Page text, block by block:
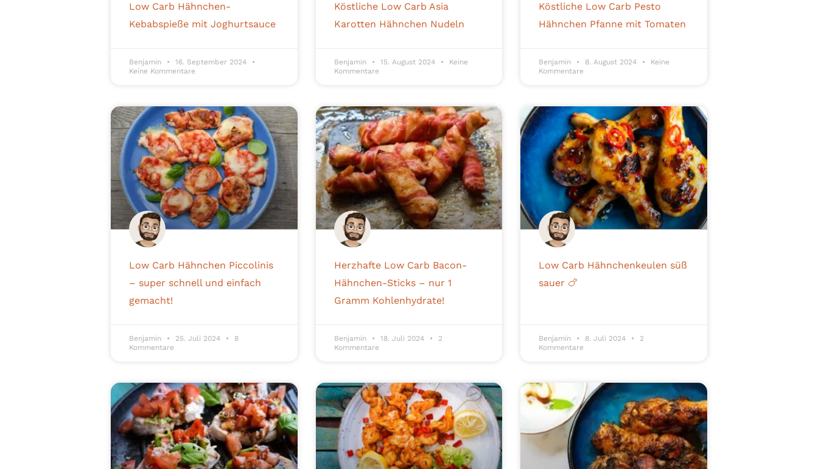
Low Carb Hähnchen-
Kebabspieße mit Joghurtsauce
Benjamin
16. September 2024
Keine Kommentare
Köstliche Low Carb Asia
Karotten Hähnchen Nudeln
Benjamin 15. August 2024
Keine
Kommentare
Köstliche Low Carb Pesto
Hähnchen Pfanne mit Tomaten
Benjamin 8. August 2024
Keine
Kommentare
Low Carb Hähnchen Piccolinis
– super schnell und einfach
gemacht!
Benjamin 25. Juli 2024
8
Kommentare
Herzhafte Low Carb Bacon-
Hähnchen-Sticks – nur 1
Gramm Kohlenhydrate!
Benjamin 18. Juli 2024
2
Kommentare
Low Carb Hähnchenkeulen süß
sauer 🍗
Benjamin 8. Juli 2024
2
Kommentare